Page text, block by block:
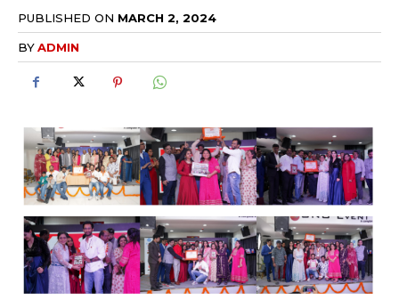
PUBLISHED ON MARCH 2, 2024
BYADMIN